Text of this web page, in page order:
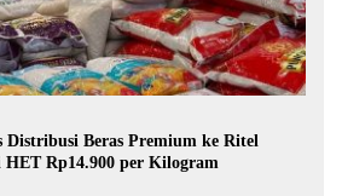
Distribusi Beras Premium ke Ritel
HET Rp14.900 per Kilogram